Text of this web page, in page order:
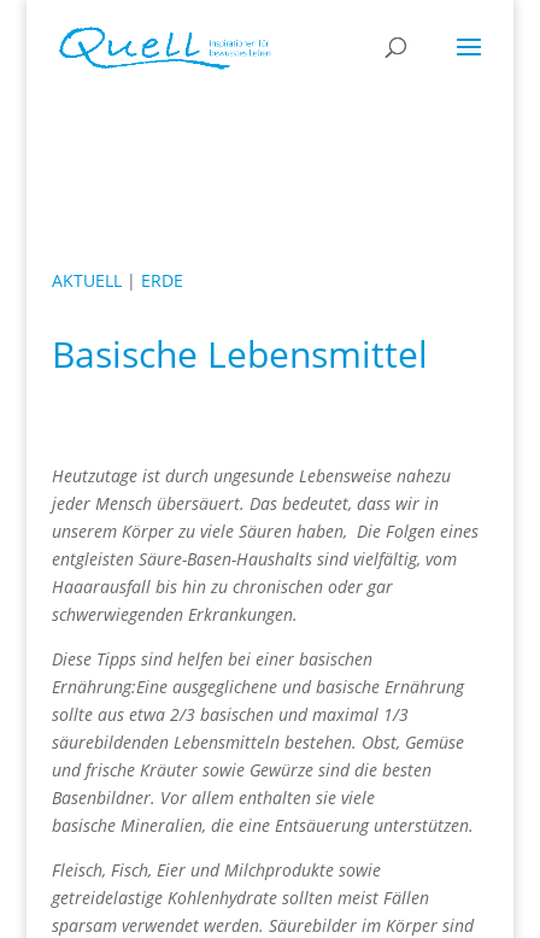
AKTUELL| ERDE
Basische Lebensmittel
Heutzutage ist durch ungesunde Lebensweise nahezu
jeder Mensch übersäuert. Das bedeutet, dass wir in
unserem Körper zu viele Säuren haben, Die Folgen eines
entgleisten Säure-Basen-Haushalts sind vielfältig, vom
Haaarausfall bis hin zu chronischen oder gar
schwerwiegenden Erkrankungen.
Diese Tipps sind helfen bei einer basischen
Ernährung:Eine ausgeglichene und basische Ernährung
sollte aus etwa 2/3 basischen und maximal 1/3
säurebildenden Lebensmitteln bestehen. Obst, Gemüse
und frische Kräuter sowie Gewürze sinddie besten
Basenbildner. Vor allem enthalten sie viele
basische Mineralien, die eine Entsäuerung unterstützen.
Fleisch, Fisch, Eier und Milchprodukte sowie
getreidelastige Kohlenhydrate sollten meist Fällen
sparsam verwendet werden. Säurebilder im Körper sind